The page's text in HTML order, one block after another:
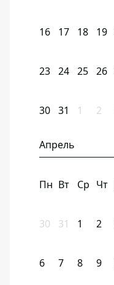
16 17 18 19
23 24 25 26
30 31 1 2
Апрель
Пн Вт Ср Чт
30 31 1 2
6 7 8 9